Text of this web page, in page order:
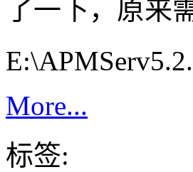
了一下，原来
More...
标签: